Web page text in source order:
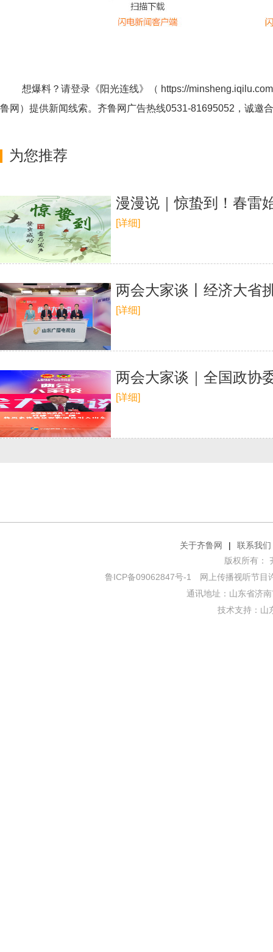
想爆料？请登录《阳光连线》（ https://
鲁网 ）提供新闻线索。齐鲁网广告热线0531-81695052 ，诚邀
为您推荐
漫漫说｜惊蛰到！春雷
[详细]
两会大家谈丨经济大省
[详细]
两会大家谈｜全国政协
[详细]
关于齐鲁网 |
联系我们
版权所有：
鲁ICP备09062847号-1 网上传播视听节目
通讯地址：山东省济
技术支持： 山